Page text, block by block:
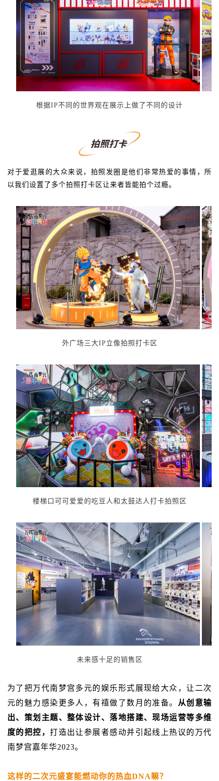
根据IP不同的世界观在展示上做了不同的设计
对于爱逛展的大众来说，拍照发圈是他们非常热爱的事情，所
以我们设置了多个拍照打卡区让来者皆能拍个过瘾。
外广场三大IP立像拍照打卡区
楼梯口可可爱爱的吃豆人和太鼓达人打卡拍照区
未来感十足的销售区
为了把万代南梦宫多元的娱乐形式展现给大众，让二次
元的魅力感染更多人，有禧做了数月的准备。 从创意输
出、策划主题、整体设计、落地搭建、现场运营等多维
度的把控，打造出让参展者感动并引起线上热议的万代
南梦宫嘉年华2023。
这样的二次元盛宴能燃动你的热血DNA嘛？